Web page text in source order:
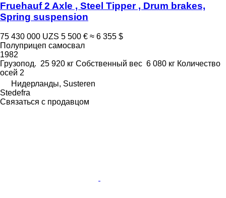
Fruehauf 2 Axle , Steel Tipper , Drum brakes,
Spring suspension
75 430 000 UZS 5 500 € ≈ 6 355 $
Полуприцеп самосвал
1982
Грузопод. 25 920 кг Собственный вес 6 080 кг Количество
осей 2
Нидерланды, Susteren
Stedefra
Связаться с продавцом